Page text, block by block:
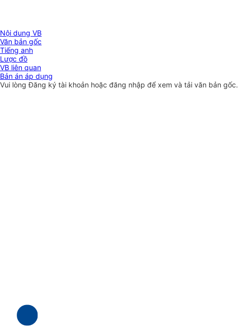
Nội dung VB
Văn bản gốc
Tiếng anh
Lược đồ
VB liên quan
Bản án áp dụng
Vui lòngĐăng ký tài khoản hoặc đăng nhập để xem và tải văn bản gốc.